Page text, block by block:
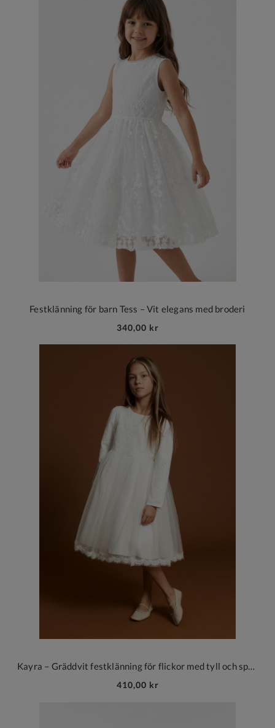
Festklänning för barn Tess – Vit elegans med broderi
340,00 kr
Kayra – Gräddvit festklänning för flickor med tyll och spets
410,00 kr